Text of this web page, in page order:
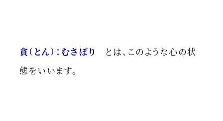
貪（とん）：むさぼり
とは、このような心の状
態をいいます。